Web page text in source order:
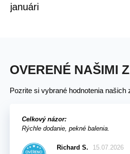
januári
OVERENÉ NAŠIMI
Pozrite si vybrané hodnotenia našich
Celkový názor:
Rýchle dodanie, pekné balenia.
Richard S. 15.07.2026